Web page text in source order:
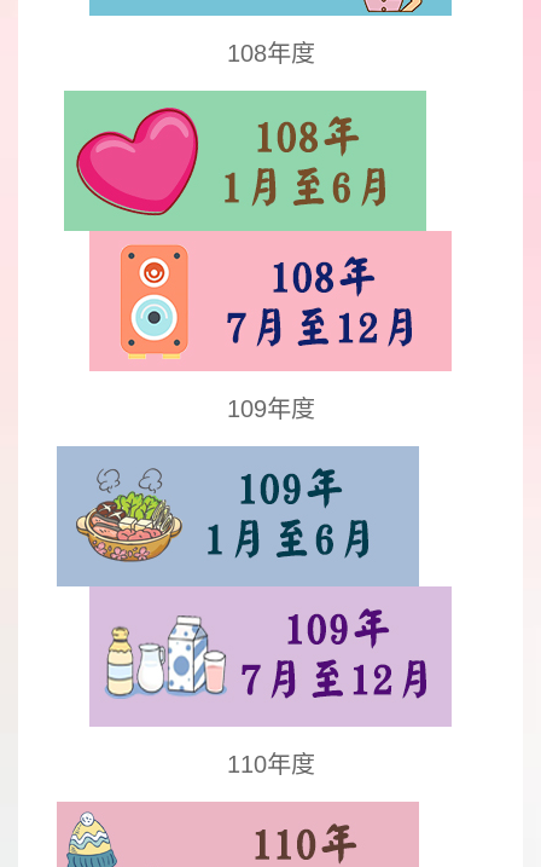
108年度
109年度
110年度